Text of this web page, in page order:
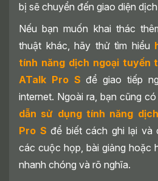
bị sẽ chuyển đến giao diện
Nếu bạn muốn khai thác
thuật khác, hãy thử tìm hiểu
tính năng dịch ngoại tuyến
ATalk Pro S để giao tiếp
internet. Ngoài ra, bạn cũng
dẫn sử dụng tính năng
Pro S để biết cách ghi lại và
các cuộc họp, bài giảng hoặc
nhanh chóng và rõ nghĩa.